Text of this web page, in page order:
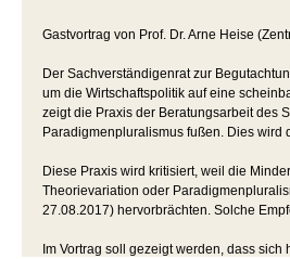
Gastvortrag von Prof. Dr. Arne Heise
Der Sachverständigenrat zur
um die Wirtschaftspolitik auf eine
zeigt die Praxis der Beratungsarbeit des
Paradigmenpluralismus fußen. Dies
Diese Praxis wird kritisiert, weil die
Theorievariation oder
27.08.2017) hervorbrächten. Solche
Im Vortrag soll gezeigt werden, dass